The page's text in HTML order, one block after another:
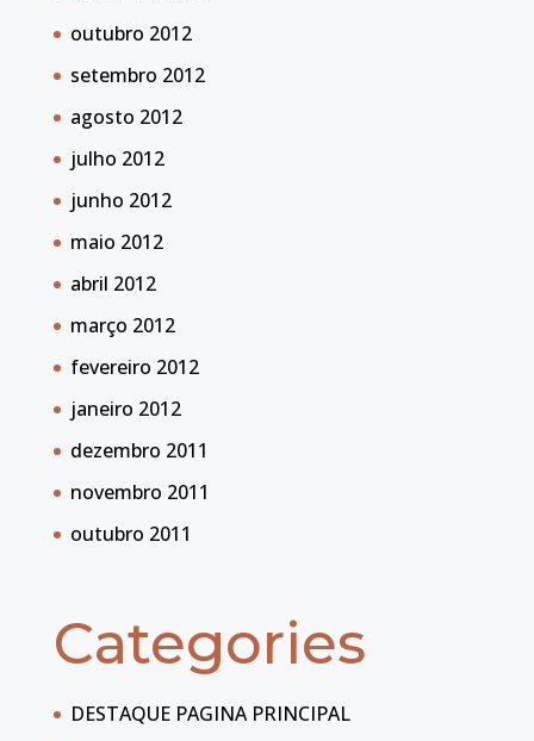
outubro 2012
setembro 2012
agosto 2012
julho 2012
junho 2012
maio 2012
abril 2012
março 2012
fevereiro 2012
janeiro 2012
dezembro 2011
novembro 2011
outubro 2011
Categories
DESTAQUE PAGINA PRINCIPAL